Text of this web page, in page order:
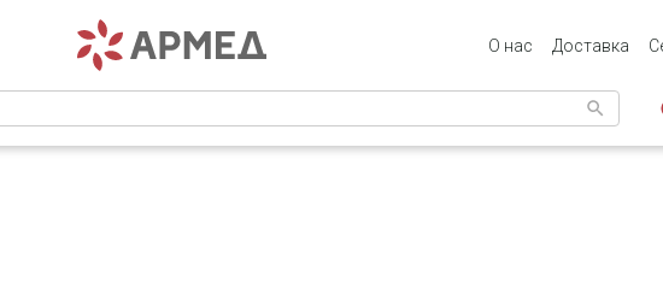
О нас Доставка